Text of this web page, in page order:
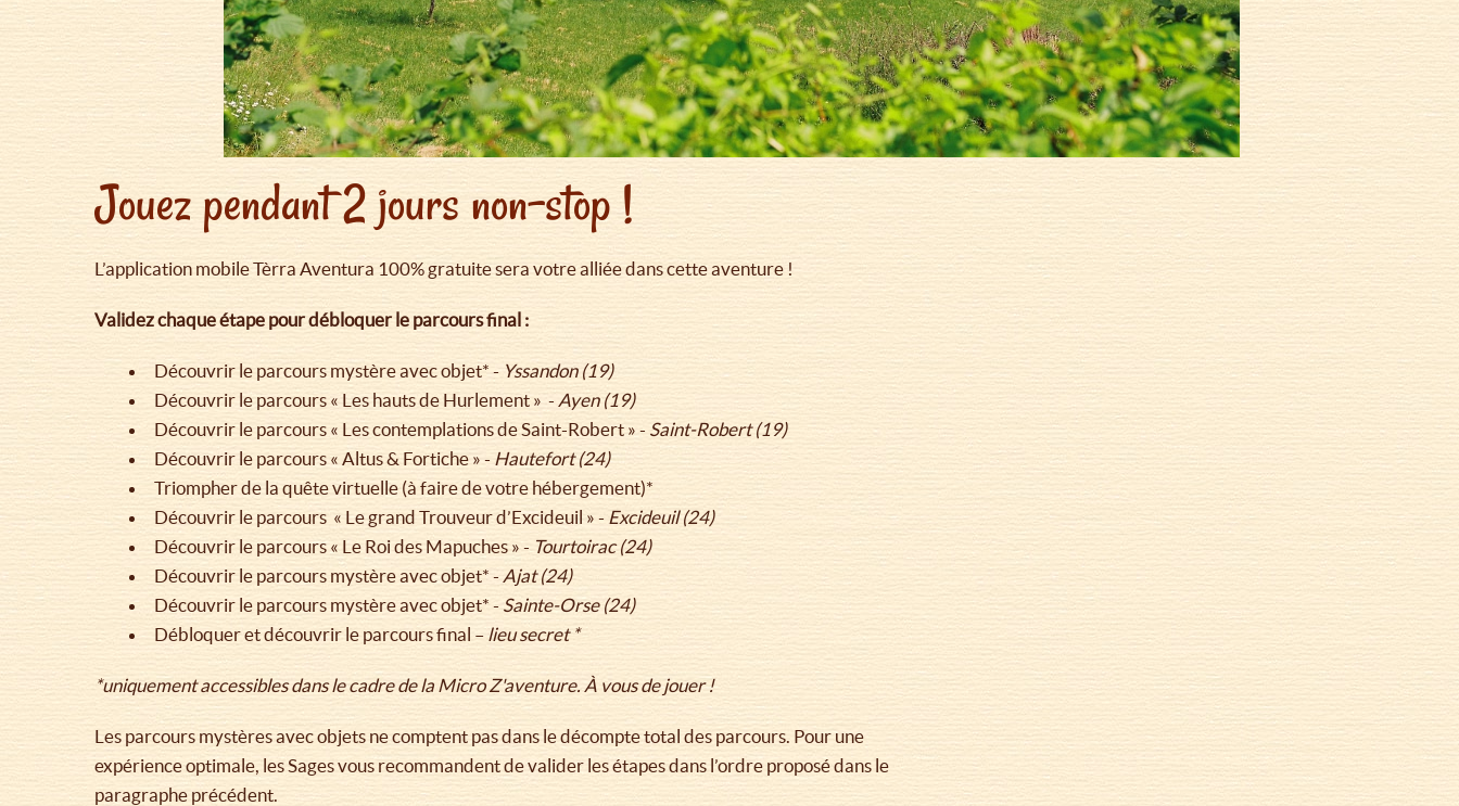
Jouez pendant 2 jours non-stop !
L’application mobile Tèrra Aventura 100% gratuite sera votre alliée dans cette aventure !
Validez chaque étape pour débloquer le parcours final :
Découvrir le parcours mystère avec objet* - Yssandon (19)
Découvrir le parcours « Les hauts de Hurlement » - Ayen (19)
Découvrir le parcours « Les contemplations de Saint-Robert » - Saint-Robert (19)
Découvrir le parcours « Altus & Fortiche » - Hautefort (24)
Triompher de la quête virtuelle (à faire de votre hébergement)*
Découvrir le parcours « Le grand Trouveur d’Excideuil » - Excideuil (24)
Découvrir le parcours « Le Roi des Mapuches » - Tourtoirac (24)
Découvrir le parcours mystère avec objet* - Ajat (24)
Découvrir le parcours mystère avec objet* -Sainte-Orse (24)
Débloquer et découvrir le parcours final –lieu secret *
*uniquement accessibles dans le cadre de la Micro Z'aventure. À vous de jouer !
Les parcours mystères avec objets ne comptent pas dans le décompte total des parcours. Pour une
expérience optimale, les Sages vous recommandent de valider les étapes dans l’ordre proposé dans le
paragraphe précédent.